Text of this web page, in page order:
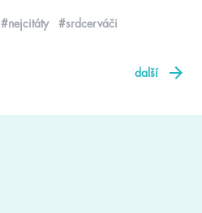
#nejcitáty #srdcerváči
další